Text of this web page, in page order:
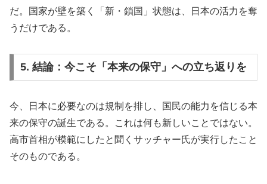
だ。国家が壁を築く「新・鎖国」状態は、日本の活力を奪
うだけである。
5. 結論：今こそ「本来の保守」への立ち返りを
今、日本に必要なのは規制を排し、国民の能力を信じる本
来の保守の誕生である。これは何も新しいことではない。
高市首相が模範にしたと聞くサッチャー氏が実行したこと
そのものである。